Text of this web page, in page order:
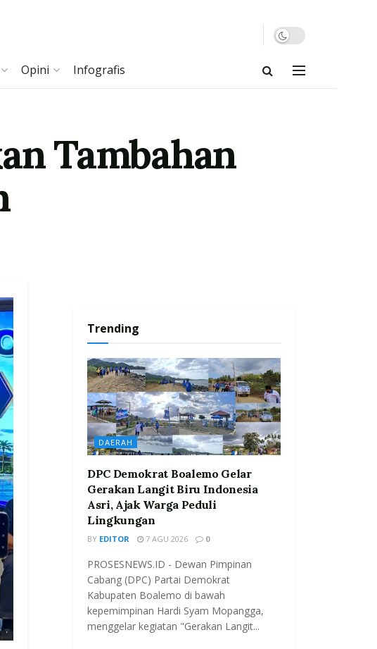
Opini Infografis
Tambahan
Trending
DAERAH
DPC Demokrat Boalemo Gelar
Gerakan Langit Biru Indonesia
Asri, Ajak Warga Peduli
Lingkungan
BY EDITOR 7 AGU 2026 0
PROSESNEWS.ID - Dewan Pimpinan
Cabang (DPC) Partai Demokrat
Kabupaten Boalemo di bawah
kepemimpinan Hardi Syam Mopangga,
menggelar kegiatan "Gerakan Langit...